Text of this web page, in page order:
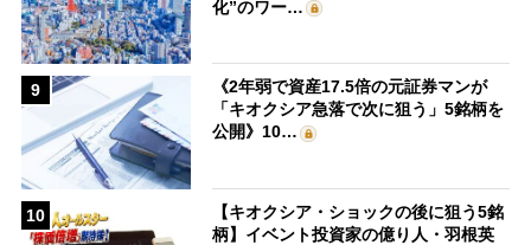
化”のワー…
9
《2年弱で資産17.5倍の元証券マンが
「キオクシア急落で次に狙う」5銘柄を
公開》10…
10
【キオクシア・ショックの後に狙う5銘
柄】イベント投資家の億り人・羽根英